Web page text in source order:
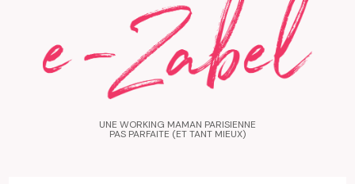
UNE WORKING MAMAN PARISIENNE
PAS PARFAITE (ET TANT MIEUX)